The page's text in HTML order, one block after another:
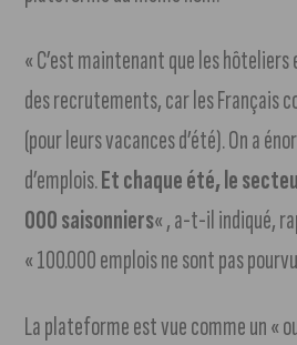
« C’est maintenant que les
des recrutements, car les Français
(pour leurs vacances d’été). On a
d’emplois.Et chaque été, le
000 saisonniers« , a-t-il indiqué,
« 100.000 emplois ne sont pas
La plateforme est vue comme un «